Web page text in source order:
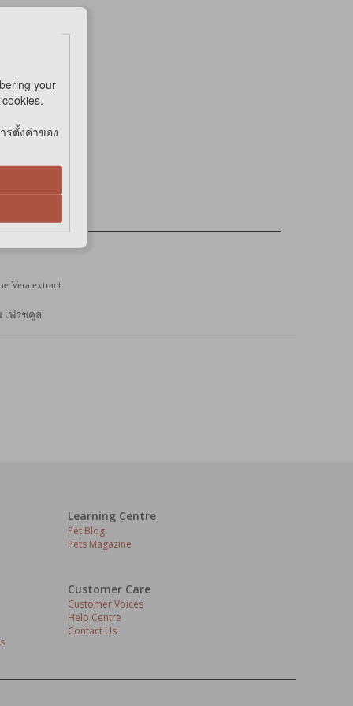
Vera extract.
เฟรชคูล
Learning Centre
Pet Blog
Pets Magazine
Customer Care
Customer Voices
Help Centre
Contact Us
your
รตั้งค่าของ